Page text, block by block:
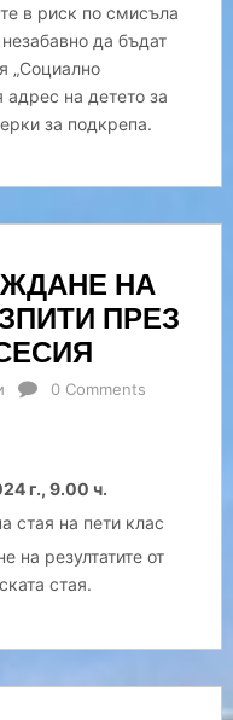
в риск по смисъла
да бъдат
„Социално
на детето за
за подкрепа.
НА
ПРЕЗ
0 Comments
г., 9.00 ч.
стая на пети клас
на резултатите от
стая.